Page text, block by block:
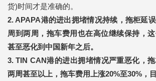
货)时间才是准确的。
2. APAPA港的进出拥堵情况持续，拖柜延
周到两周， 拖车费用也在高位继续保持，
甚至恶化到中国新年之后。
3. TIN CAN港的进出拥堵情况严重恶化，
两周甚至以上，拖车费用上涨20%至30%，